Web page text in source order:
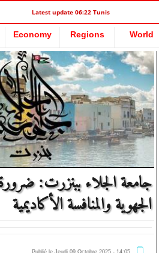
Latest update 06:22 Tunis
Economy Regions World
جامعة الجلاء ببنزرت: ضرورة
الجهوية والمنافسة الأكاديمية